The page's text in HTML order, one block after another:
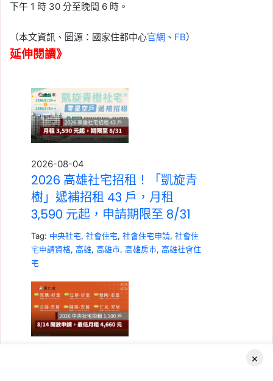
下午 1 時 30 分至晚間 6 時。
（本文資訊、圖源：國家住都中心官網 、 FB）
延伸閱讀》
2026-08-04
2026 高雄社宅招租！「凱旋青
樹」遞補招租 43 戶，月租
3,590 元起，申請期限至 8/31
Tag: 中央社宅, 社會住宅, 社會住宅申請, 社會住
宅申請資格, 高雄, 高雄市, 高雄房市, 高雄社會住
宅
×